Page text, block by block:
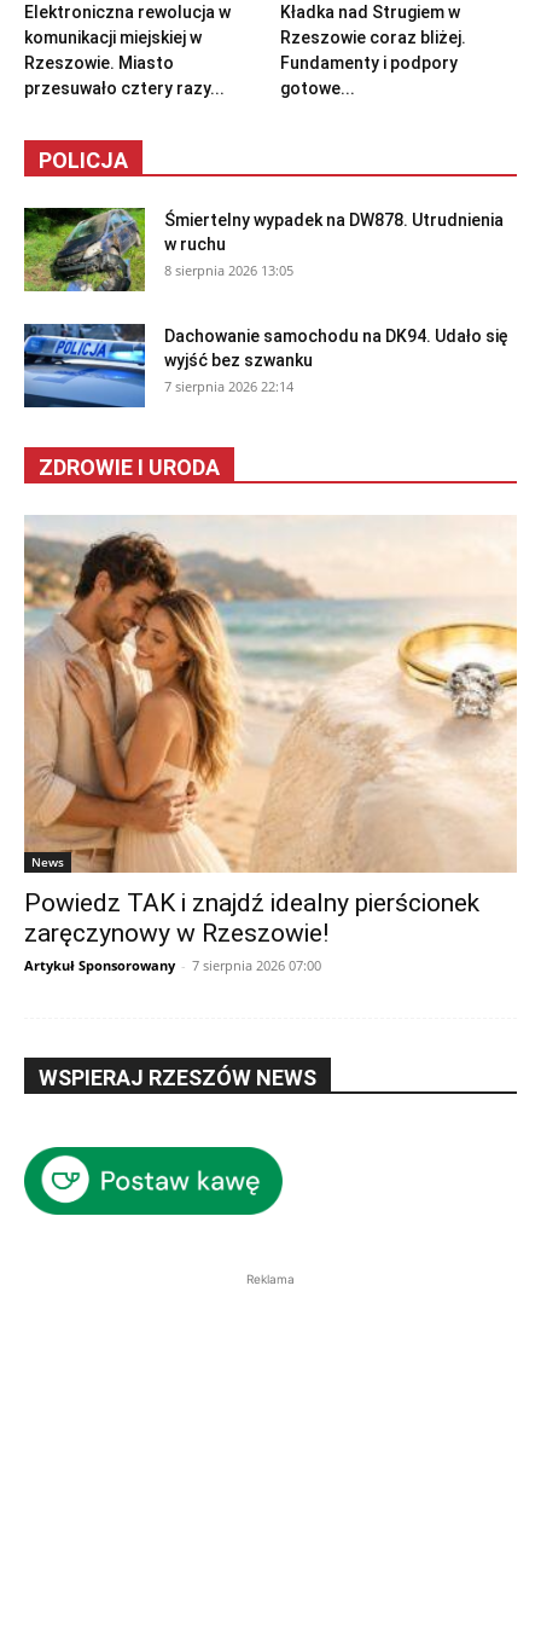
Elektroniczna rewolucja w
komunikacji miejskiej w
Rzeszowie. Miasto
przesuwało cztery razy...
Kładka nad Strugiem w
Rzeszowie coraz bliżej.
Fundamenty i podpory
gotowe...
POLICJA
Śmiertelny wypadek na DW878. Utrudnienia
w ruchu
8 sierpnia 2026 13:05
Dachowanie samochodu na DK94. Udało się
wyjść bez szwanku
7 sierpnia 2026 22:14
ZDROWIE I URODA
News
Powiedz TAK i znajdź idealny pierścionek
zaręczynowy w Rzeszowie!
Artykuł Sponsorowany - 7 sierpnia 2026 07:00
WSPIERAJ RZESZÓW NEWS
Reklama